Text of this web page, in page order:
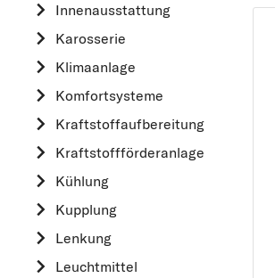
Innenausstattung
Karosserie
Klimaanlage
Komfortsysteme
Kraftstoff­aufbereitung
Kraftstoff­förderanlage
Kühlung
Kupplung
Lenkung
Leuchtmittel